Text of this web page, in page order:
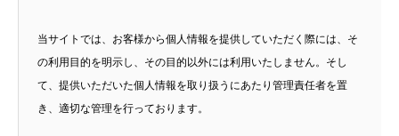
当サイトでは、お客様から個人情報を提供していただく際には、そ
の利用目的を明示し、その目的以外には利用いたしません。そし
て、提供いただいた個人情報を取り扱うにあたり管理責任者を置
き、適切な管理を行っております。